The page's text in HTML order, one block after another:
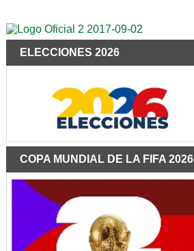
ELECCIONES 2026
COPA MUNDIAL DE LA FIFA 2026